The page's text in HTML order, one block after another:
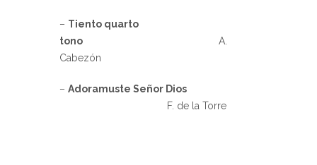
– Tiento quarto
tono A.
Cabezón
– Adoramuste Señor Dios
F. de la Torre